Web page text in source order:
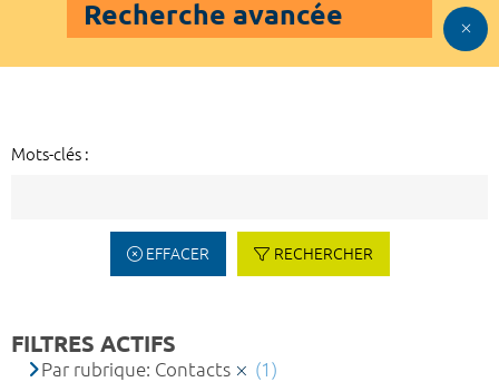
Recherche avancée
Mots-clés :
EFFACER RECHERCHER
FILTRES ACTIFS
Par rubrique: Contacts (1)